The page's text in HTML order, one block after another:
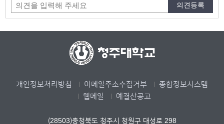
개인정보처리방침 이메일주소수집거부
종합정보시스템
웹메일
예결산공고
(28503)충청북도 청주시 청원구 대성로 298